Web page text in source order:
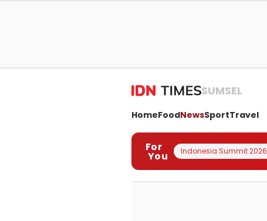
SUMSEL
HomeFoodNewsSportTravel
For
You Indonesia Summit 2026